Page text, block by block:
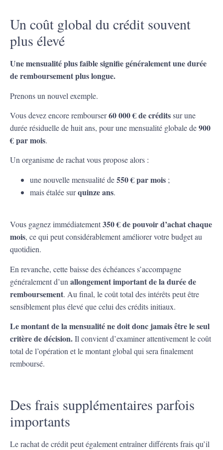
Un coût global du crédit souvent
plus élevé
Une mensualité plus faible signifie généralement une durée
de remboursement plus longue.
Prenons un nouvel exemple.
Vous devez encore rembourser60 000 € de créditssur une
durée résiduelle de huit ans, pour une mensualité globale de900
€ par mois.
Un organisme de rachat vous propose alors :
une nouvelle mensualité de550 € par mois ;
mais étalée surquinze ans.
Vous gagnez immédiatement350 € de pouvoir d’achat chaque
mois, ce qui peut considérablement améliorer votre budget au
quotidien.
En revanche, cette baisse des échéances s’accompagne
généralement d’un allongement important de la durée de
remboursement. Au final, le coût total des intérêts peut être
sensiblement plus élevé que celui des crédits initiaux.
Le montant de la mensualité ne doit donc jamais être le seul
critère de décision.Il convient d’examiner attentivement le coût
total de l’opération et le montant global qui sera finalement
remboursé.
Des frais supplémentaires parfois
importants
Le rachat de crédit peut également entraîner différents frais qu’il